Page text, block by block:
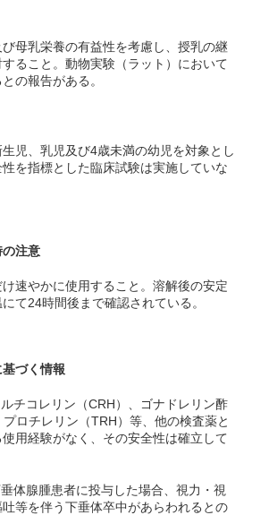
母乳栄養の有益性を考慮し、授乳の継
ること。動物実験（ラット）において
の報告がある。
児、乳児及び4歳未満の幼児を対象とし
を指標とした臨床試験は実施していな
注意
速やかに使用すること。溶解後の安定
て24時間後まで確認されている。
づく情報
チコレリン（CRH）、ゴナドレリン酢
ロチレリン（TRH）等、他の検査薬と
用経験がなく、その安全性は確立して
体腺腫患者に投与した場合、視力・視
等を伴う下垂体卒中があらわれるとの